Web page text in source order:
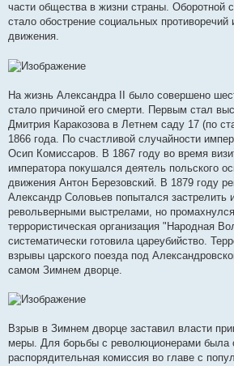
части общества в жизни страны. Оборотной
стало обострение социальных противоречий
движения.
На жизнь Александра II было совершено
стало причиной его смерти. Первым стал
Дмитрия Каракозова в Летнем саду 17 (по
1866 года. По счастливой случайности
Осип Комиссаров. В 1867 году во время
императора покушался деятель польского
движения Антон Березовский. В 1879 году
Александр Соловьев попытался застрелить
револьверными выстрелами, но
террористическая организация "Народная
систематически готовила цареубийство.
взрывы царского поезда под
самом Зимнем дворце.
Взрыв в Зимнем дворце заставил власти
меры. Для борьбы с революционерами была
распорядительная комиссия во главе с